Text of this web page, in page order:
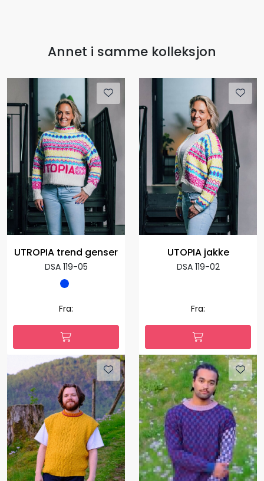
Annet i samme kolleksjon
UTROPIA trend genser
DSA 119-05
Fra:
UTOPIA jakke
DSA 119-02
Fra: